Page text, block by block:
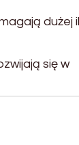
dużej
się w